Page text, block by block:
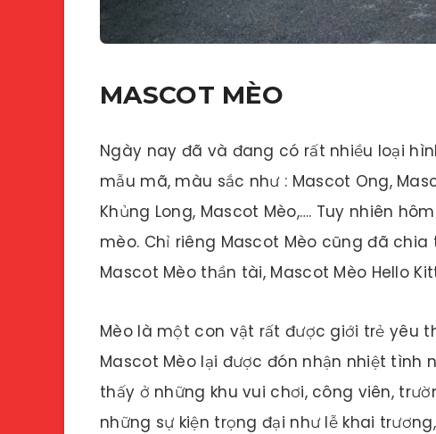
MASCOT MÈO
Ngày nay đã và đang có rất nhiều loại
mẫu mã, màu sắc như : Mascot Ong,
Khủng Long, Mascot Mèo,…. Tuy nhiên
mèo. Chỉ riêng Mascot Mèo cũng đã
Mascot Mèo thần tài, Mascot Mèo Hello
Mèo là một con vật rất được giới trẻ yêu
Mascot Mèo lại được đón nhận nhiệt tình
thấy ở những khu vui chơi, công viên,
những sự kiện trọng đại như lễ khai